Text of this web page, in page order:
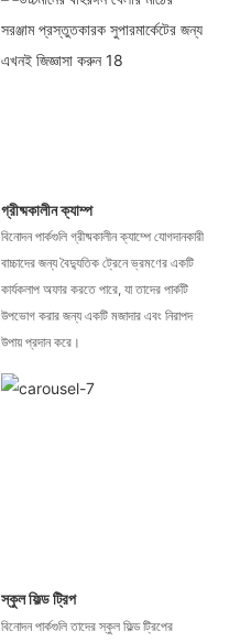
গ্রীষ্মকালীন ক্যাম্প
বিনোদন পার্কগুলি গ্রীষ্মকালীন ক্যাম্পে যোগদানকারী
বাচ্চাদের জন্য বৈদ্যুতিক ট্রেনে ভ্রমণের একটি
কার্যকলাপ অফার করতে পারে, যা তাদের পার্কটি
উপভোগ করার জন্য একটি মজাদার এবং নিরাপদ
উপায় প্রদান করে।
স্কুল ফিল্ড ট্রিপ
বিনোদন পার্কগুলি তাদের স্কুল ফিল্ড ট্রিপের